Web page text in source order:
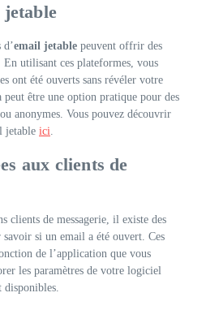
jetable
d’email jetable peuvent offrir des
En utilisant ces plateformes, vous
ont été ouverts sans révéler votre
peut être une option pratique pour des
anonymes. Vous pouvez découvrir
jetable ici
aux clients de
clients de messagerie, il existe des
si un email a été ouvert. Ces
de l’application que vous
les paramètres de votre logiciel
disponibles.